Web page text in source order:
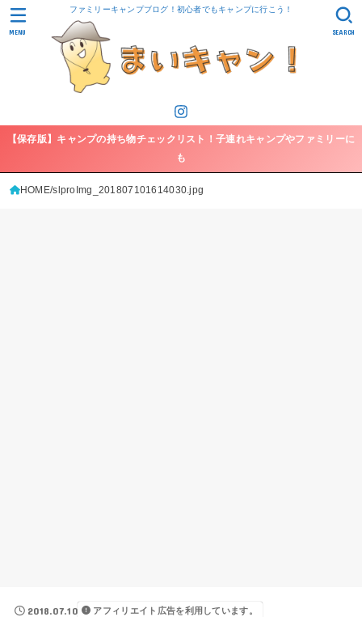
ファミリーキャンプブログ！初心者でもキャンプに行こう！
SEARCH
MENU
【保存版】キャンプの持ち物チェックリスト！子連れキャンプやファミリーに
も
HOME slproImg_201807101614030.jpg
2018.07.10 アフィリエイト広告を利用しています。